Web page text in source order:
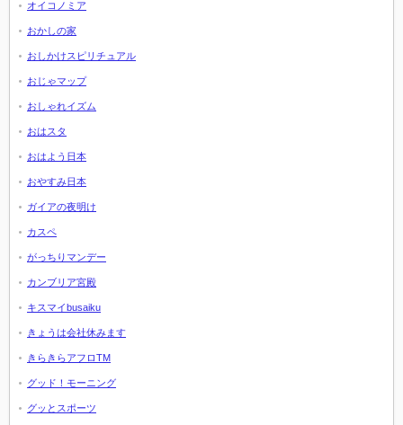
オイコノミア
おかしの家
おしかけスピリチュアル
おじゃマップ
おしゃれイズム
おはスタ
おはよう日本
おやすみ日本
ガイアの夜明け
カスペ
がっちりマンデー
カンブリア宮殿
キスマイbusaiku
きょうは会社休みます
きらきらアフロTM
グッド！モーニング
グッとスポーツ